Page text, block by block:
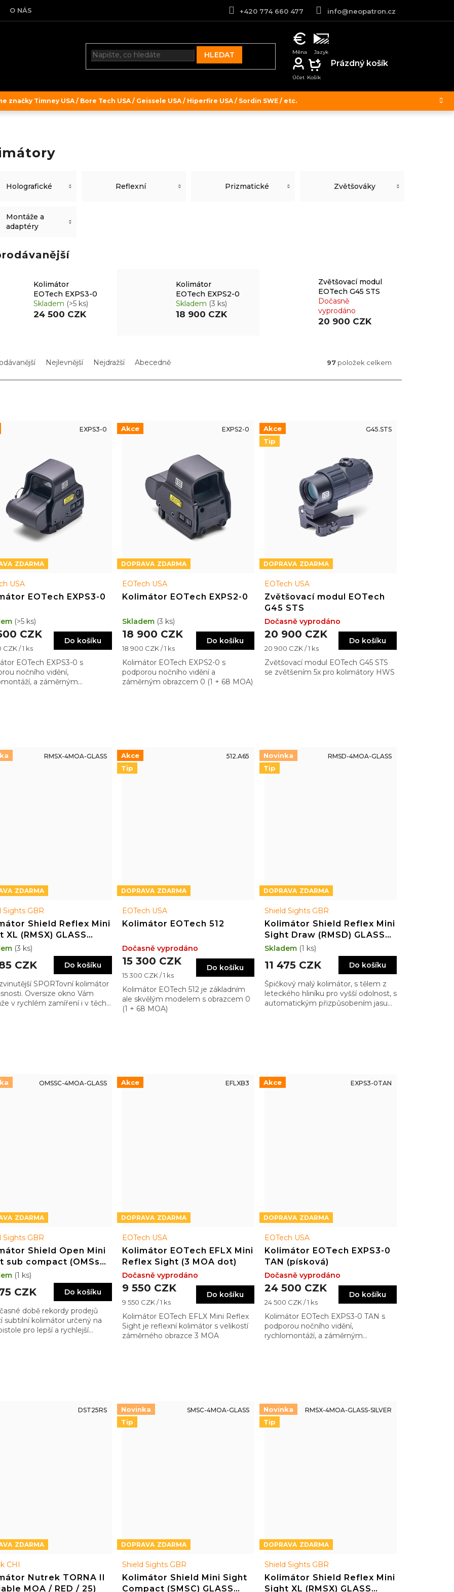
značky Timney USA / Bore Tech USA / Geissele USA / Hiperfire USA / Sordin SWE / etc.
+420 774 660 477 info@neopatron.cz
O NÁS
HLEDAT
NÁKUPNÍ
KOŠÍK
Prázdný košík
Holografické Reflexní Prizmatické Zvětšováky
Montáže a
adaptéry
Kolimátor
EOTech EXPS3-0
Skladem (>5 ks)
24 500 CZK
Kolimátor
EOTech EXPS2-0
Skladem (3 ks)
18 900 CZK
Zvětšovací modul
EOTech G45 STS
Dočasně
vyprodáno
20 900 CZK
Nejlevnější Nejdražší Abecedně 97 položek celkem
ZDARMA
USA
EOTech EXPS3-0
CZK
CZK / 1 ks
Do košíku
EOTech EXPS3-0 s
nočního vidění,
a záměrným
(>5 ks)
EXPS3-0 Akce
ZDARMA
EOTech USA
Kolimátor EOTech EXPS2-0
18 900 CZK
Měrná
18 900 CZK / 1 ks
Do košíku
Kolimátor EOTech EXPS2-0 s
podporou nočního vidění a
záměrným obrazcem 0 (1 + 68 MOA)
Skladem (3 ks)
EXPS2-0
Akce
Tip
ZDARMA
EOTech USA
Zvětšovací modul EOTech
G45 STS
20 900 CZK
Měrná
20 900 CZK / 1 ks
Do košíku
Zvětšovací modul EOTech G45 STS
se zvětšením 5x pro kolimátory HWS
Dočasně vyprodáno
G45.STS
ZDARMA
Sights GBR
Shield Reflex Mini
XL (RMSX) GLASS
4MOA Dot
BLACK
CZK Do košíku
SPORTovní kolimátor
Oversize okno Vám
v rychlém zamíření i v těch
(3 ks)
RMSX-4MOA-GLASS
Akce
Tip
ZDARMA
EOTech USA
Kolimátor EOTech 512
15 300 CZK
Měrná
15 300 CZK / 1 ks
Do košíku
Kolimátor EOTech 512 je základním
ale skvělým modelem s obrazcem 0
(1 + 68 MOA)
Dočasně vyprodáno
512.A65
Novinka
Tip
ZDARMA
Shield Sights GBR
Kolimátor Shield Reflex Mini
Sight Draw (RMSD) GLASS
edition 4MOA Dot
11 475 CZK Do košíku
Špičkový malý kolimátor, s tělem z
leteckého hliníku pro vyšší odolnost, s
automatickým přizpůsobením jasu
Skladem (1 ks)
RMSD-4MOA-GLASS
ZDARMA
Sights GBR
Shield Open Mini
sub compact (OMSsc)
edition Draw 4MOA
CZK Do košíku
době rekordy prodejů
subtilní kolimátor určený na
pro lepší a rychlejší
(1 ks)
OMSSC-4MOA-GLASS Akce
ZDARMA
EOTech USA
Kolimátor EOTech EFLX Mini
Reflex Sight (3 MOA dot)
9 550 CZK
Měrná
9 550 CZK / 1 ks
Do košíku
Kolimátor EOTech EFLX Mini Reflex
Sight je reflexní kolimátor s velikostí
záměrného obrazce 3 MOA
Dočasně vyprodáno
EFLXB3 Akce
ZDARMA
EOTech USA
Kolimátor EOTech EXPS3-0
TAN (písková)
24 500 CZK
Měrná
24 500 CZK / 1 ks
Do košíku
Kolimátor EOTech EXPS3-0 TAN s
podporou nočního vidění,
rychlomontáží, a záměrným
Dočasně vyprodáno
EXPS3-0TAN
ZDARMA
CHI
Nutrek TORNA II
MOA / RED / 25)
DST25RS
Novinka
Tip
ZDARMA
Shield Sights GBR
Kolimátor Shield Mini Sight
Compact (SMSC) GLASS
SMSC-4MOA-GLASS
Novinka
Tip
ZDARMA
Shield Sights GBR
Kolimátor Shield Reflex Mini
Sight XL (RMSX) GLASS
RMSX-4MOA-GLASS-SILVER